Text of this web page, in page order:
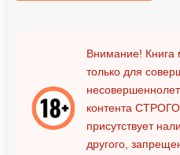
Внимание! Книга
только для
контента
присутствует
другого,